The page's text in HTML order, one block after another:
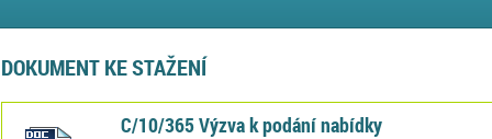
DOKUMENT KE STAŽENÍ
C/10/365 Výzva k podání nabídky